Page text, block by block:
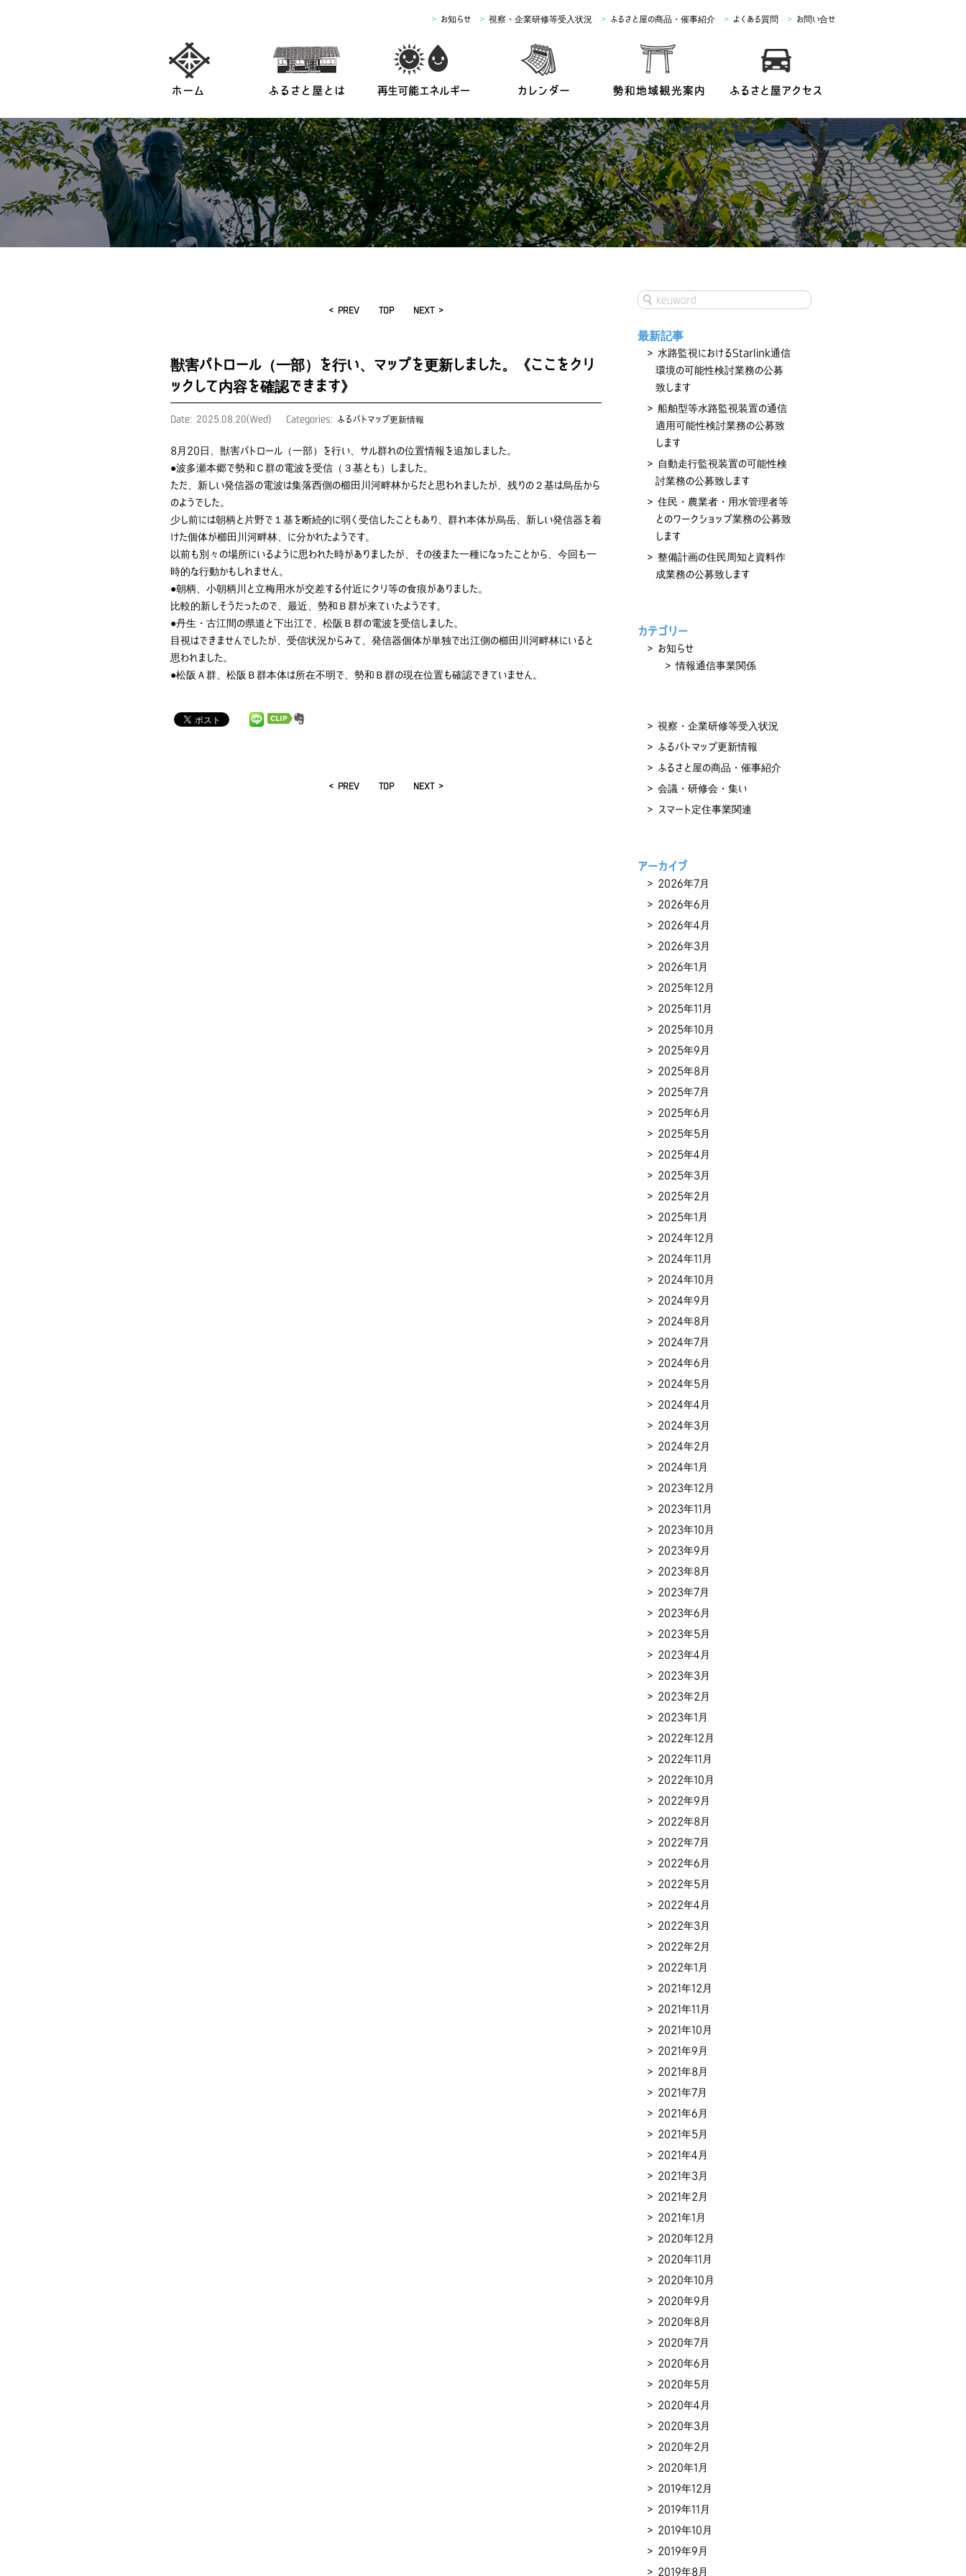
> お知らせ > 視察・企業研修等受入状況 > ふるさと屋の商品・催事紹介 > よくある質問 > お問い合せ
< PREV TOP NEXT >
獣害パトロール（一部）を行い、マップを更新しました。《ここをクリ
ックして内容を確認できます》
Date: 2025.08.20(Wed) Categories: ふるパトマップ更新情報
8月20日、獣害パトロール（一部）を行い、サル群れの位置情報を追加しました。
●波多瀬本郷で勢和Ｃ群の電波を受信（３基とも）しました。
ただ、新しい発信器の電波は集落西側の櫛田川河畔林からだと思われましたが、残りの２基は烏岳から
のようでした。
少し前には朝柄と片野で１基を断続的に弱く受信したこともあり、群れ本体が烏岳、新しい発信器を着
けた個体が櫛田川河畔林、に分かれたようです。
以前も別々の場所にいるように思われた時がありましたが、その後また一種になったことから、今回も一
時的な行動かもしれません。
●朝柄、小朝柄川と立梅用水が交差する付近にクリ等の食痕がありました。
比較的新しそうだったので、最近、勢和Ｂ群が来ていたようです。
●丹生・古江間の県道と下出江で、松阪Ｂ群の電波を受信しました。
目視はできませんでしたが、受信状況からみて、発信器個体が単独で出江側の櫛田川河畔林にいると
思われました。
●松阪Ａ群、松阪Ｂ群本体は所在不明で、勢和Ｂ群の現在位置も確認できていません。
< PREV TOP NEXT >
最新記事
水路監視におけるStarlink通信
環境の可能性検討業務の公募
致します
船舶型等水路監視装置の通信
適用可能性検討業務の公募致
します
自動走行監視装置の可能性検
討業務の公募致します
住民・農業者・用水管理者等
とのワークショップ業務の公募致
します
整備計画の住民周知と資料作
成業務の公募致します
カテゴリー
お知らせ
情報通信事業関係
視察・企業研修等受入状況
ふるパトマップ更新情報
ふるさと屋の商品・催事紹介
会議・研修会・集い
スマート定住事業関連
アーカイブ
2026年7月
2026年6月
2026年4月
2026年3月
2026年1月
2025年12月
2025年11月
2025年10月
2025年9月
2025年8月
2025年7月
2025年6月
2025年5月
2025年4月
2025年3月
2025年2月
2025年1月
2024年12月
2024年11月
2024年10月
2024年9月
2024年8月
2024年7月
2024年6月
2024年5月
2024年4月
2024年3月
2024年2月
2024年1月
2023年12月
2023年11月
2023年10月
2023年9月
2023年8月
2023年7月
2023年6月
2023年5月
2023年4月
2023年3月
2023年2月
2023年1月
2022年12月
2022年11月
2022年10月
2022年9月
2022年8月
2022年7月
2022年6月
2022年5月
2022年4月
2022年3月
2022年2月
2022年1月
2021年12月
2021年11月
2021年10月
2021年9月
2021年8月
2021年7月
2021年6月
2021年5月
2021年4月
2021年3月
2021年2月
2021年1月
2020年12月
2020年11月
2020年10月
2020年9月
2020年8月
2020年7月
2020年6月
2020年5月
2020年4月
2020年3月
2020年2月
2020年1月
2019年12月
2019年11月
2019年10月
2019年9月
2019年8月